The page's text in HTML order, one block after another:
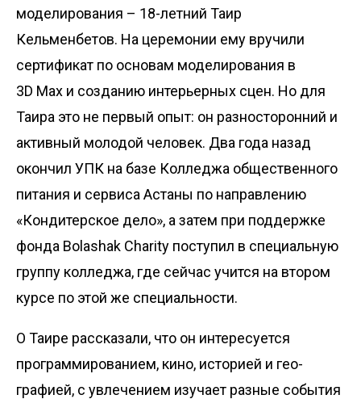
моделирования – 18-летний Таир
Кельменбетов. На церемонии ему вручили
сертификат по основам моделирования в
3D Max и созданию интерьерных сцен. Но для
Таира это не первый опыт: он разносторонний и
активный молодой человек. Два года назад
окончил УПК на базе Колледжа общественного
питания и сервиса Астаны по направлению
«Кондитерское дело», а затем при поддержке
фонда Bolashak Charity поступил в специальную
группу колледжа, где сейчас учится на втором
курсе по этой же специальности.
О Таире рассказали, что он интересуется
программированием, кино, историей и гео­
графией, с увлечением изучает разные события